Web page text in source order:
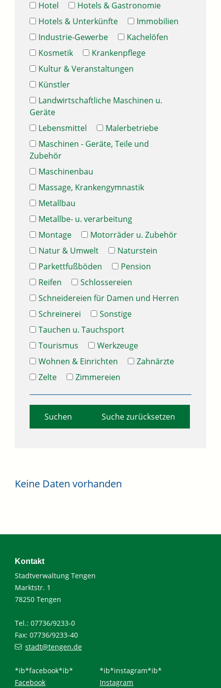
Hotel
Hotels & Gastronomie
Hotels & Unterkünfte
Immobilien
Industrie-Gewerbe
Kachelöfen
Kosmetik
Krankenpflege
Kultur & Veranstaltungen
Künstler
Landwirtschaftliche Maschinen u.
Geräte
Lebensmittel
Malerbetriebe
Maschinen - Geräte, Teile und
Zubehör
Maschinenbau
Massage, Krankengymnastik
Metallbau
Metallbe- u. verarbeitung
Montage
Motorräder u. Zubehör
Natur & Umwelt
Naturstein
Parkettfußböden
Pension
Reifen
Schlossereien
Schneidereien für Damen und Herren
Schreinerei
Sonstige
Tauchen u. Tauchsport
Tourismus
Werkzeuge
Wohnen & Einrichten
Zahnärzte
Zelte
Zimmereien
Suche zurücksetzen
Keine Daten vorhanden
Kontakt
Stadtverwaltung Tengen
Marktstr. 1
78250 Tengen
Tel.: 07736/9233-0
Fax: 07736/9233-40
stadt@tengen.de
*ib*facebook*ib*
Facebook
*ib*instagram*ib*
Instagram